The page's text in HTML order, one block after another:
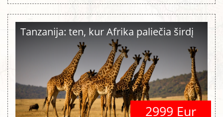
Tanzanija: ten, kur Afrika paliečia širdį
2999 Eur